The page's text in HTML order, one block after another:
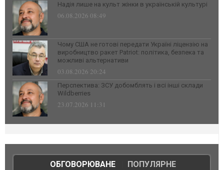
Надія лише на культ жінки в українській культурі
06.08.2026 08:49
Чому США не готові передати Україні ліцензію на
виробництво ракет Patriot: політика, безпека та
можливі альтернативи
03.08.2026 20:24
Перспектива: ЗСУ добомблять і всі інші склади
Wildberries
23.07.2026 11:31
ОБГОВОРЮВАНЕ| ПОПУЛЯРНЕ